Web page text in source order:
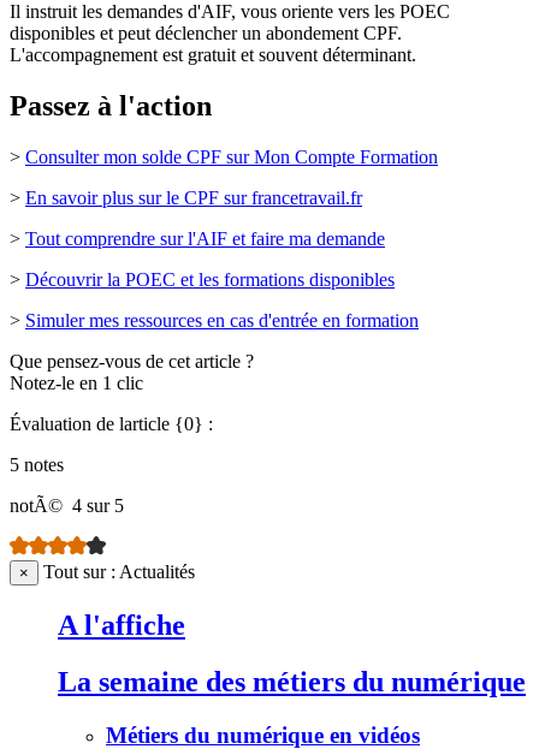
Il instruit les demandes d'AIF, vous oriente vers les POEC
disponibles et peut déclencher un abondement CPF.
L'accompagnement est gratuit et souvent déterminant.
Passez à l'action
> Consulter mon solde CPF sur Mon Compte Formation
> En savoir plus sur le CPF sur francetravail.fr
> Tout comprendre sur l'AIF et faire ma demande
> Découvrir la POEC et les formations disponibles
> Simuler mes ressources en cas d'entrée en formation
Que pensez-vous de cet article ?
Notez-le en 1 clic
Évaluation de larticle {0} :
5 notes
notÃ© 4 sur 5
× Tout sur : Actualités
A l'affiche
La semaine des métiers du numérique
Métiers du numérique en vidéos